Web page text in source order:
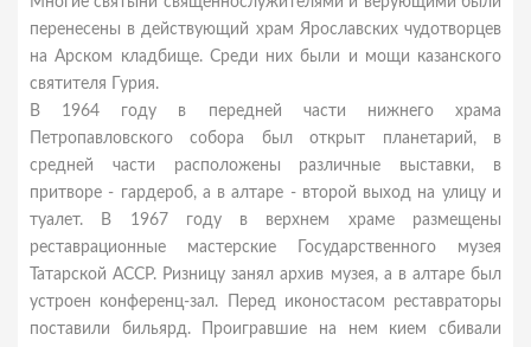
перенесены в действующий храм Ярославских чудотворцев
на Арском кладбище. Среди них были и мощи казанского
святителя Гурия.
В 1964 году в передней части нижнего храма
Петропавловского собора был открыт планетарий, в
средней части расположены различные выставки, в
притворе - гардероб, а в алтаре - второй выход на улицу и
туалет. В 1967 году в верхнем храме размещены
реставрационные мастерские Государственного музея
Татарской АССР. Ризницу занял архив музея, а в алтаре был
устроен конференц-зал. Перед иконостасом реставраторы
поставили бильярд. Проигравшие на нем кием сбивали